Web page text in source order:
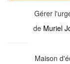
Gérer
de Muriel
Maison